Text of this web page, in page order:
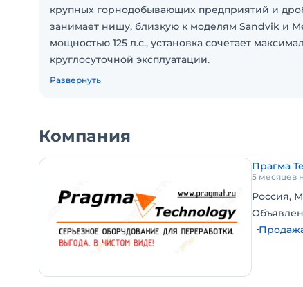
крупных горнодобывающих предприятий и
занимает нишу, близкую к моделям Sandvik и
мощностью 125 л.с., установка сочетает
круглосуточной эксплуатации.
составе исходного сырья и высокой
фракций и мощным конвейером для нижней
объемов готовой продукции. Мы предлагаем
обучения персонала, гарантируя быстрый
Назначение и сферы применения
Грохот U-YK1860 оптимален для крупных
сортировка щебня, гравия, песка, угля, рудных
Развернуть
Компания
Прагма
5 месяцев
Россия,